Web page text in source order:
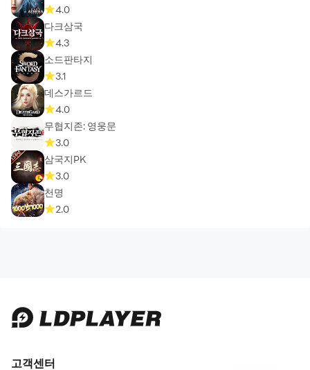
4.0
다크삼국
4.3
소드판타지
3.1
데스가르드
4.0
무협지존: 영웅문
3.0
삼국지PK
3.0
천명
2.0
고객센터